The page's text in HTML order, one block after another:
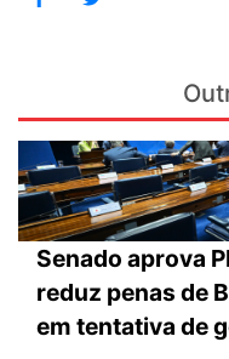
Senado aprova
reduz penas de
em tentativa de